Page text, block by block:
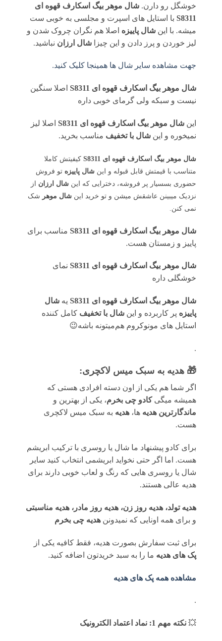
خوشگل رو دارن. شال موهر بیگ اسکارف قهوه ای
S8311 با استایل های اسپرت و مجلسی به خوبی ست
میشه. با این شال پاییزه اصلا هم نگران چروک شدن و
لیز خوردن و پرز دادن و این چیزا شال ارزان نباشید.
جهت مشاهده سایر شال ها همینجا کلیک کنید.
شال موهر بیگ اسکارف قهوه ای S8311
اصلا سنگین
نیست و سبکه ولی گرمای خوبی داره
این شال موهر بیگ اسکارف قهوه ای S8311
اصلا لیز
نمیخوره و این شال با تخفیف مناسب بخرید.
شال موهر بیگ اسکارف قهوه ای S8311
کیفیتش کاملا
متناسب با قیمتش قابل قبوله و این شال پاییزه تو فروش
حضوری بسسیار پر فروشه، دخترایی که این شال ارزان از
نزدیک میبینن عاشقش میشن و تو خرید این شال موهر شک
نمی کنن.
شال موهر بیگ اسکارف قهوه ای S8311
مناسب برای
پاییز و زمستان هست.
شال موهر بیگ اسکارف قهوه ای S8311
نمای
خوشگلی داره
شال موهر بیگ اسکارف قهوه ای S8311 یه شال
پاییزه پر کاربرده و این شال با تخفیف کامل کننده
استایل های مونوکروم هم‌میتونه باشه😉
.
🎁 هدیه به سبک میس لاکچری:
اگر شما هم یکی از اون دسته افرادی هستی که
همیشه میگیکادو چی بخرم، یکی از بهترین و
ماندگارترین هدیه ها، هدیه به سبک میس لاکچری
هست.
برای کادو پیشنهاد ما شال یا روسری با ترکیب ابریشم
هست. اما اگر حتی نخواید ابریشمی انتخاب کنید سایر
شال یا روسری هایی که رنگ و لعاب خوبی دارند برای
هدیه عالی هستند.
هدیه تولد، هدیه روز زن، هدیه روز مادر، هدیه مناسبتی
و برای همه اونایی که نمیدونن هدیه چی بخرم
برای ثبت سفارش بصورت هدیه، فقط کافیه یکی از
پک های هدیه ما را به سبد خریدتون اضافه کنید.
مشاهده همه پک های هدیه
.
💥 نکته مهم 1: نماد اعتماد الکترونیک